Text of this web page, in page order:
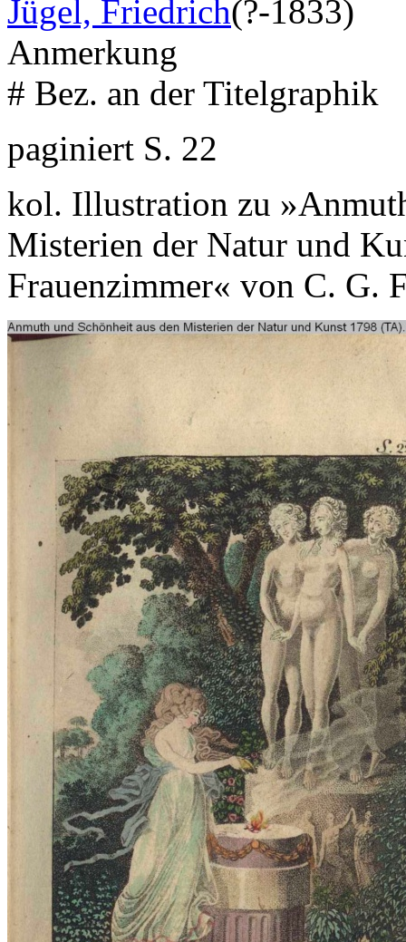
Jügel, Friedrich(?-1833)
Anmerkung
# Bez. an der Titelgraphik
paginiert S. 22
kol. Illustration zu
Misterien der Natur und
Frauenzimmer« von C. G.